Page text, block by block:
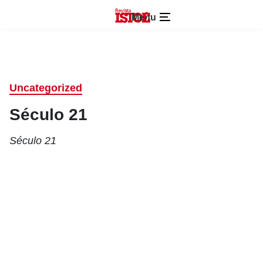
Menu
Uncategorized
Século 21
Século 21